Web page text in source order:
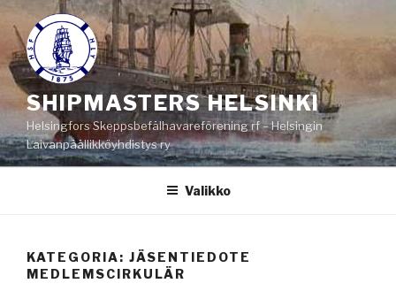
Siirry
sisältöön
SHIPMASTERS HELSINKI
Helsingfors Skeppsbefälhavareförening rf – Helsingin
Laivanpäällikköyhdistys ry
Valikko
KATEGORIA: JÄSENTIEDOTE
MEDLEMSCIRKULÄR